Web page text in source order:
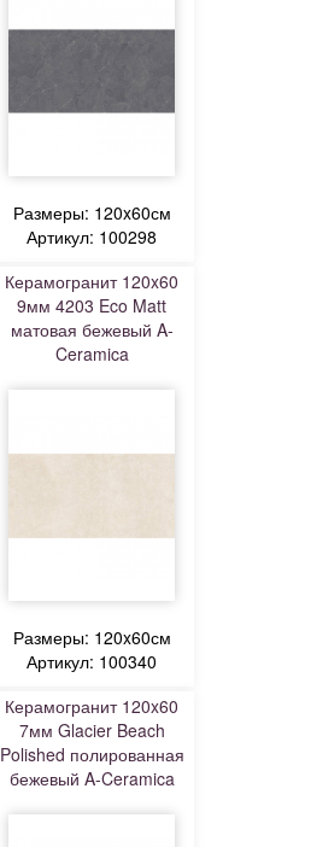
Размеры: 120x60см
Артикул: 100298
Керамогранит 120x60
9мм 4203 Eco Matt
матовая бежевый A-
Ceramica
Размеры: 120x60см
Артикул: 100340
Керамогранит 120x60
7мм Glacier Beach
Polished полированная
бежевый A-Ceramica